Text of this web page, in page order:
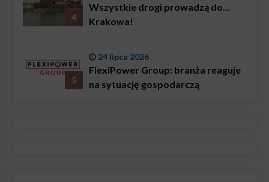
4
Wszystkie drogi prowadzą do…
Krakowa!
5
24 lipca 2026
FlexiPower Group: branża reaguje
na sytuację gospodarczą